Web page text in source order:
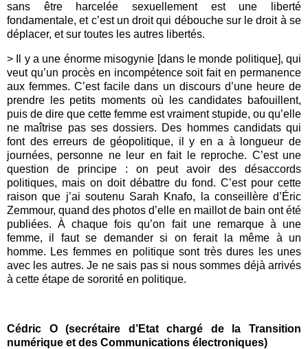
sans être harcelée sexuellement est une liberté
fondamentale, et c’est un droit qui débouche sur le droit à se
déplacer, et sur toutes les autres libertés.
> Il y a une énorme misogynie [dans le monde politique], qui
veut qu’un procès en incompétence soit fait en permanence
aux femmes. C’est facile dans un discours d’une heure de
prendre les petits moments où les candidates bafouillent,
puis de dire que cette femme est vraiment stupide, ou qu’elle
ne maîtrise pas ses dossiers. Des hommes candidats qui
font des erreurs de géopolitique, il y en a à longueur de
journées, personne ne leur en fait le reproche. C’est une
question de principe : on peut avoir des désaccords
politiques, mais on doit débattre du fond. C’est pour cette
raison que j’ai soutenu Sarah Knafo, la conseillère d’Éric
Zemmour, quand des photos d’elle en maillot de bain ont été
publiées. À chaque fois qu’on fait une remarque à une
femme, il faut se demander si on ferait la même à un
homme. Les femmes en politique sont très dures les unes
avec les autres. Je ne sais pas si nous sommes déjà arrivés
à cette étape de sororité en politique.
Cédric O (secrétaire d’Etat chargé de la Transition
numérique et des Communications électroniques)